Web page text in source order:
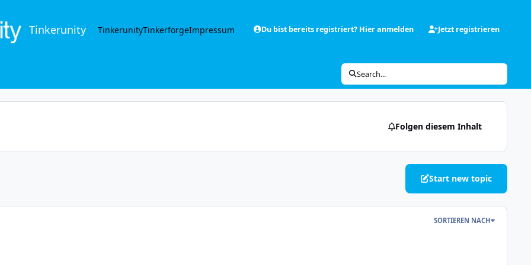
Tinkerunity TinkerunityTinkerforgeImpressum Du bist bereits registriert? Hier anmelden Jetzt registrieren
Search...
Folgen diesem Inhalt
Start new topic
SORTIEREN NACH